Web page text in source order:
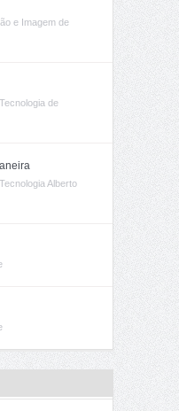
e Imagem de
de
Alberto